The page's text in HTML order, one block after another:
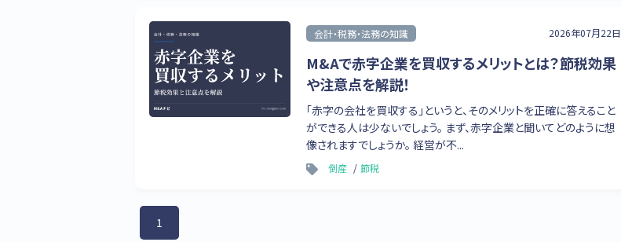
会計・税務・法務の知識 2026年07月22日
M&Aで赤字企業を買収するメリットとは？節税効果
や注意点を解説！
「赤字の会社を買収する」というと、そのメリットを正確に答えること
ができる人は少ないでしょう。 まず、赤字企業と聞いてどのように想
像されますでしょうか。 経営が不...
倒産 節税
1